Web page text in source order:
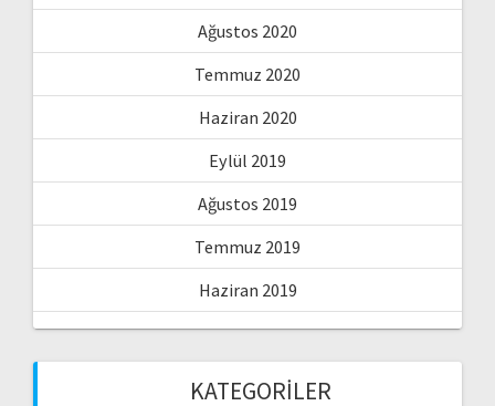
Ağustos 2020
Temmuz 2020
Haziran 2020
Eylül 2019
Ağustos 2019
Temmuz 2019
Haziran 2019
KATEGORILER